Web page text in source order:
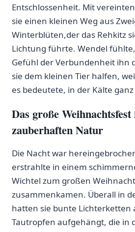
Entschlossenheit. Mit
sie einen kleinen ⁤Weg aus
Winterblüten,der ⁣das Rehkitz
Lichtung führte. ⁣Wendel
Gefühl der Verbundenheit ihn
sie dem kleinen Tier halfen,
es bedeutete, in der Kälte
Das große
zauberhaften Natur
Die Nacht ⁤war
erstrahlte⁢ in einem
Wichtel zum großen
zusammenkamen. Überall in
⁤hatten sie bunte Lichterketten
Tautropfen aufgehängt, die in